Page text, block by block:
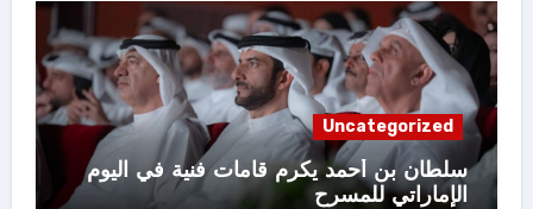
Uncategorized
سلطان بن أحمد يكرم قامات فنية في اليوم
الإماراتي للمسرح